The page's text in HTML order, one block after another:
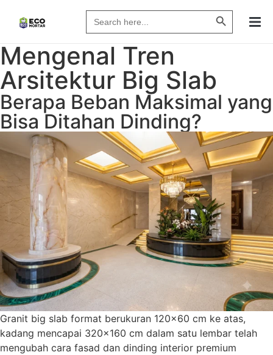
Search
for:
Search
Mengenal Tren
Arsitektur Big Slab
Berapa Beban Maksimal yang
Bisa Ditahan Dinding?
Granit big slab format berukuran 120×60 cm ke atas,
kadang mencapai 320×160 cm dalam satu lembar telah
mengubah cara fasad dan dinding interior premium